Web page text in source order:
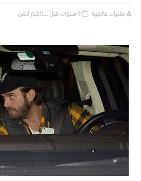
تقنيات عالمية 9 سنوات قبل أخبار الفن,